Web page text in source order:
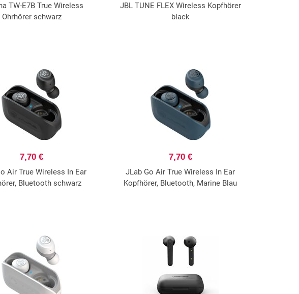
TW-E7B True Wireless
Ohrhörer schwarz
JBL TUNE FLEX Wireless Kopfhörer
black
7,70 €
Air True Wireless In Ear
Bluetooth schwarz
7,70 €
JLab Go Air True Wireless In Ear
Kopfhörer, Bluetooth, Marine Blau